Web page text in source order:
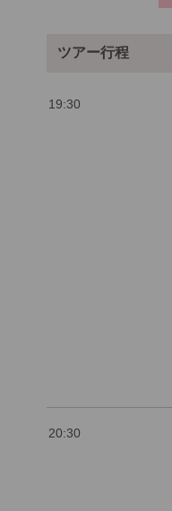
ツアー行程
19:30
20:30